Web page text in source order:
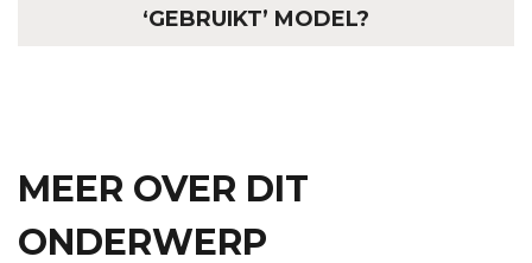
‘GEBRUIKT’ MODEL?
MEER OVER DIT
ONDERWERP